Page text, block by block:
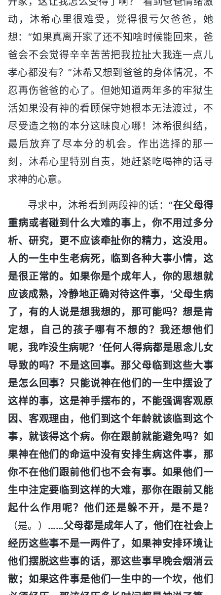
动，沐希心里很难受，觉得很亏欠爸爸，她
想：“如果真离开家了还不知啥时候能回来，爸
爸会不会觉得辛辛苦苦把我拉扯大我连一点儿
孝心都没有？”沐希又想到爸爸的身体情况，不
忍再伤爸爸的心了。但她知道两年多的牢狱生
活如果没有神的看顾保守她根本无法渡过，不
尽受造之物的本分这昧良心哪！沐希很纠结，
最后放弃了尽本分的机会。作出选择的那一
刻，沐希心里特别自责，她赶紧吃喝神的话寻
求神的心意。
寻求中，沐希看到两段神的话：“在父母得
重病或者碰到什么大难的事上，你不用过多分
析、研究，更不应该牵扯你的精力，这没用。
人的一生中生老病死，临到各种大事小情，这
是很正常的。如果你是个成年人，你的思想就
应该成熟，冷静地正确对待这件事，‘父母生病
了，有的人说是想我想的，那可能吗？想是肯
定想，自己的孩子哪有不想的？我还想他们
呢，我咋没生病呢？’任何人得病都是思念儿女
导致的吗？不是这回事。那父母临到这些大事
是怎么回事？只能说神在他们的一生中摆设了
这样的事，这是神手摆布的，不能强调客观原
因、客观理由，他们到这个年龄就该临到这个
事，就该得这个病。你在跟前就能避免吗？如
果神在他们的命运中没有安排生病这件事，那
你不在他们跟前他们也不会有事。如果他们一
生中注定要临到这样的大难，那你在跟前又能
起什么作用呢？他们还是躲不开，是不是？
（是。） ……父母都是成年人了，他们在社会上
经历这些事不是一两件了，如果神安排环境让
他们摆脱这些事的话，那这些事早晚会烟消云
散；如果这件事是他们一生中的一个坎，他们